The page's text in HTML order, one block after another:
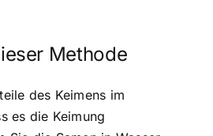
Methode
des Keimens im
es die Keimung